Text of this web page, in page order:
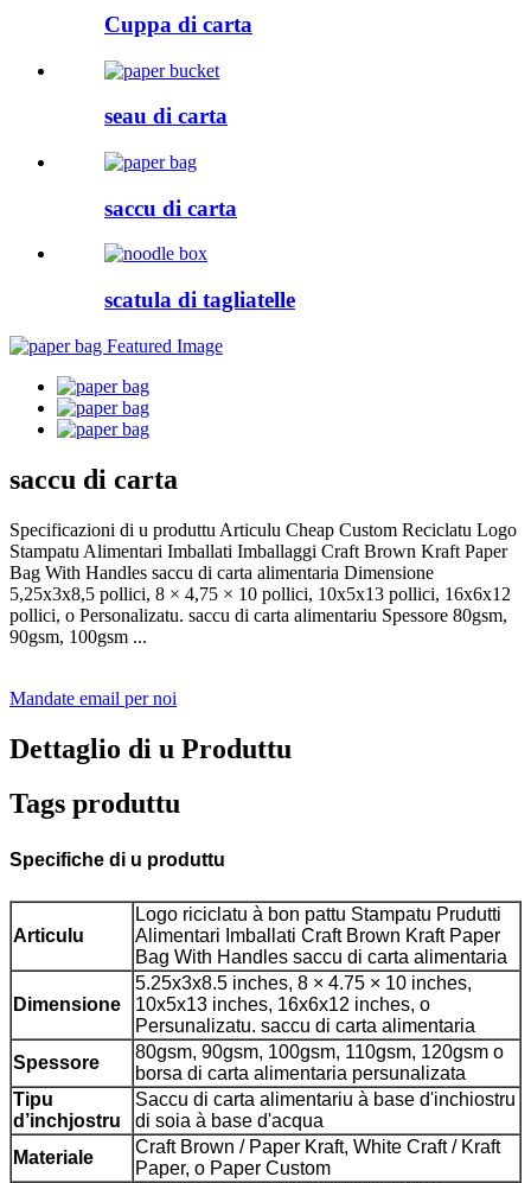
Cuppa di carta
seau di carta
saccu di carta
scatula di tagliatelle
saccu di carta
Specificazioni di u produttu Articulu Cheap Custom Reciclatu Logo
Stampatu Alimentari Imballati Imballaggi Craft Brown Kraft Paper
Bag With Handles saccu di carta alimentaria Dimensione
5,25x3x8,5 pollici, 8 × 4,75 × 10 pollici, 10x5x13 pollici, 16x6x12
pollici, o Personalizatu. saccu di carta alimentariu Spessore 80gsm,
90gsm, 100gsm ...
Mandate email per noi
Dettaglio di u Produttu
Tags produttu
Specifiche di u produttu
Articulu
Logo riciclatu à bon pattu Stampatu Prudutti
Alimentari Imballati Craft Brown Kraft Paper
Bag With Handles saccu di carta alimentaria
Dimensione
5.25x3x8.5 inches, 8 × 4.75 × 10 inches,
10x5x13 inches, 16x6x12 inches, o
Persunalizatu. saccu di carta alimentaria
Spessore
80gsm, 90gsm, 100gsm, 110gsm, 120gsm o
borsa di carta alimentaria persunalizata
Tipu
d’inchjostru
Saccu di carta alimentariu à base d'inchiostru
di soia à base d'acqua
Materiale
Craft Brown / Paper Kraft, White Craft / Kraft
Paper, o Paper Custom